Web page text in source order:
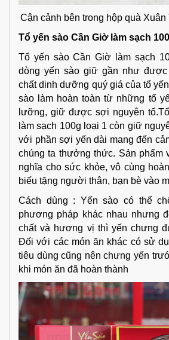
Cận cảnh bên trong hộp quà
Tổ yến sào Cần Giờ làm sạch
Tổ yến sào Cần Giờ làm sạch
dòng yến sào giữ gần như
chất dinh dưỡng quý giá của tổ
sào làm hoàn toàn từ những tổ
lưỡng, giữ được sợi nguyên
làm sạch 100g loại 1 còn giữ
với phần sợi yến dài mang đến
chúng ta thưởng thức. Sản phẩm
nghĩa cho sức khỏe, vô cùng
biếu tặng người thân, bạn bè vào
Cách dùng : Yến sào có thể
phương pháp khác nhau nhưng
chất và hương vị thì yến chưng
Đối với các món ăn khác có sử
tiêu dùng cũng nên chưng yến
khi món ăn đã hoàn thành